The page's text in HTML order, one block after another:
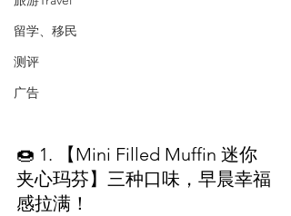
留学、移民
测评
广告
🍩 1. 【Mini Filled Muffin 迷你
夹心玛芬】三种口味，早晨幸福
感拉满！